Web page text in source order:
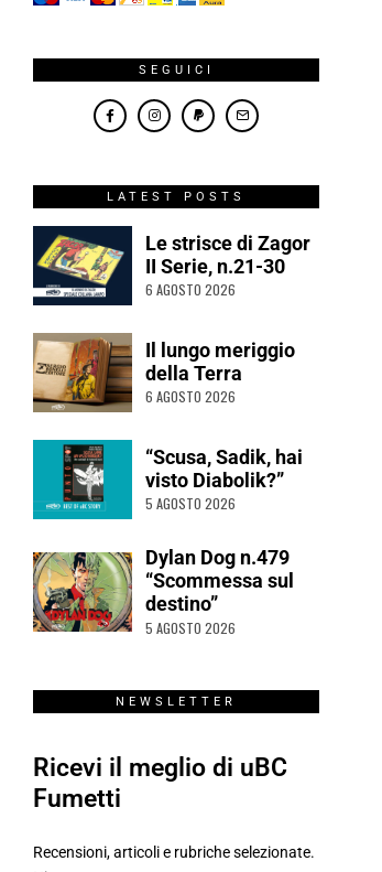
SEGUICI
LATEST POSTS
Le strisce di Zagor
II Serie, n.21-30
6 AGOSTO 2026
Il lungo meriggio
della Terra
6 AGOSTO 2026
“Scusa, Sadik, hai
visto Diabolik?”
5 AGOSTO 2026
Dylan Dog n.479
“Scommessa sul
destino”
5 AGOSTO 2026
NEWSLETTER
Ricevi il meglio di uBC
Fumetti
Recensioni, articoli e rubriche selezionate.